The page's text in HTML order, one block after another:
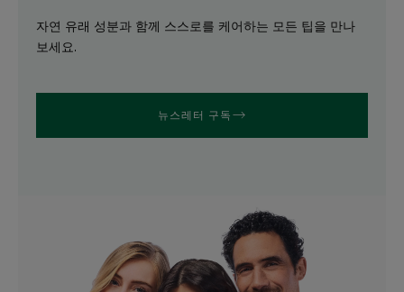
자연 유래 성분과 함께 스스로를 케어하는 모든 팁을 만나
보세요.
뉴스레터 구독